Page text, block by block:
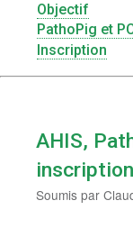
Menu
AHIS
Objectif
PathoPig et
Inscription
AHIS,
inscription
Soumis par